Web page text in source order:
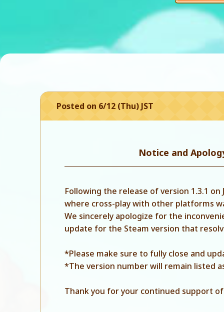
Posted on 6/12 (Thu) JST
Notice and
Following the release of version 1.3.1
where cross-play with other platforms
We sincerely apologize for the
update for the Steam version that
*Please make sure to fully close and
*The version number will remain listed
Thank you for your continued support